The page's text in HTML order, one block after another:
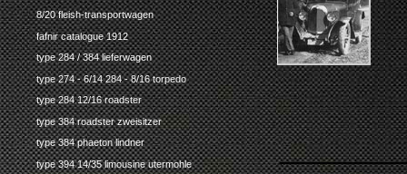
8/20 fleish-transportwagen
fafnir catalogue 1912
type 284 / 384 lieferwagen
type 274 - 6/14 284 - 8/16 torpedo
type 284 12/16 roadster
type 384 roadster zweisitzer
type 384 phaeton lindner
type 394 14/35 limousine utermohle